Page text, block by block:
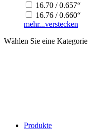
16.70 / 0.657“
16.76 / 0.660“
mehr...verstecken
Wählen Sie eine Kategorie
Produkte